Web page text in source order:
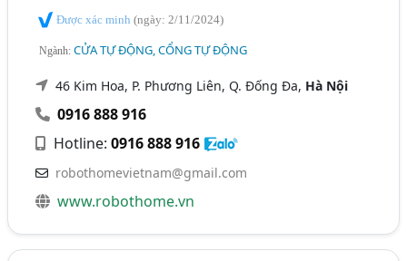
Được xác minh(ngày: 2/11/2024)
Ngành:CỬA TỰ ĐỘNG, CỔNG TỰ ĐỘNG
46 Kim Hoa, P. Phương Liên, Q. Đống Đa, Hà Nội
0916 888 916
Hotline:0916 888 916
robothomevietnam@gmail.com
www.robothome.vn